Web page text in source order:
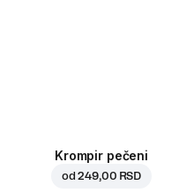
Krompir pečeni
od249,00 RSD